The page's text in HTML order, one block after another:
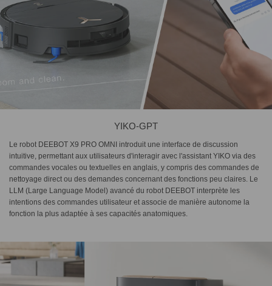
YIKO-GPT
Le robot DEEBOT X9 PRO OMNI introduit une interface de discussion
intuitive, permettant aux utilisateurs d'interagir avec l'assistant YIKO via des
commandes vocales ou textuelles en anglais, y compris des commandes de
nettoyage direct ou des demandes concernant des fonctions peu claires. Le
LLM (Large Language Model) avancé du robot DEEBOT interprète les
intentions des commandes utilisateur et associe de manière autonome la
fonction la plus adaptée à ses capacités anatomiques.